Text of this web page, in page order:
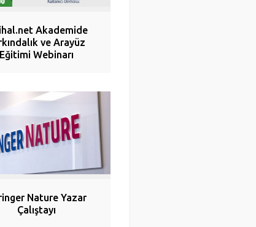
Akademide
ve Arayüz
Eğitimi Webinarı
Nature Yazar
Çalıştayı